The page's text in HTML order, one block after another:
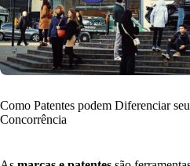
Como Patentes podem Diferenciar
Concorrência